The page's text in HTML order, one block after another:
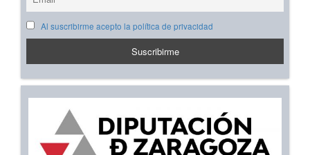
Al suscribirme acepto la política de privacidad